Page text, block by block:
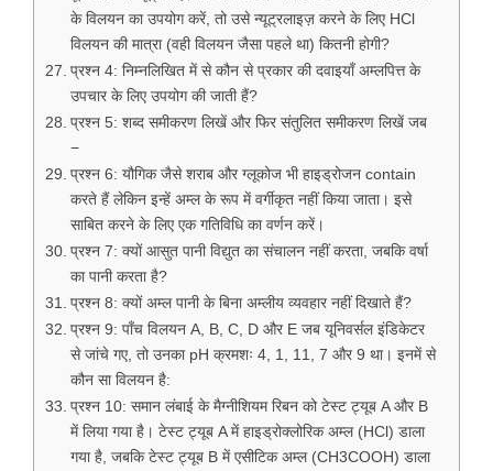
के विलयन का उपयोग करें, तो उसे न्यूट्रलाइज़ करने के लिए HCl
विलयन की मात्रा (वही विलयन जैसा पहले था) कितनी होगी?
प्रश्न 4: निम्नलिखित में से कौन से प्रकार की दवाइयाँ अम्लपित्त के
उपचार के लिए उपयोग की जाती हैं?
प्रश्न 5: शब्द समीकरण लिखें और फिर संतुलित समीकरण लिखें जब
−
प्रश्न 6: यौगिक जैसे शराब और ग्लूकोज भी हाइड्रोजन contain
करते हैं लेकिन इन्हें अम्ल के रूप में वर्गीकृत नहीं किया जाता। इसे
साबित करने के लिए एक गतिविधि का वर्णन करें।
प्रश्न 7: क्यों आसुत पानी विद्युत का संचालन नहीं करता, जबकि वर्षा
का पानी करता है?
प्रश्न 8: क्यों अम्ल पानी के बिना अम्लीय व्यवहार नहीं दिखाते हैं?
प्रश्न 9: पाँच विलयन A, B, C, D और E जब यूनिवर्सल इंडिकेटर
से जांचे गए, तो उनका pH क्रमशः 4, 1, 11, 7 और 9 था। इनमें से
कौन सा विलयन है:
प्रश्न 10: समान लंबाई के मैग्नीशियम रिबन को टेस्ट ट्यूब A और B
में लिया गया है। टेस्ट ट्यूब A में हाइड्रोक्लोरिक अम्ल (HCl) डाला
गया है, जबकि टेस्ट ट्यूब B में एसीटिक अम्ल (CH3COOH) डाला